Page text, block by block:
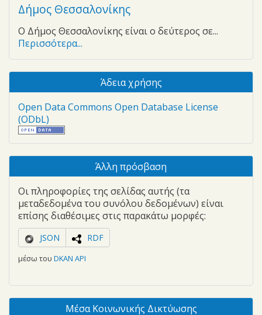
Δήμος Θεσσαλονίκης
Ο Δήμος Θεσσαλονίκης είναι ο δεύτερος σε...
Περισσότερα...
Άδεια χρήσης
Open Data Commons Open Database License
(ODbL)
Άλλη πρόσβαση
Οι πληροφορίες της σελίδας αυτής (τα
μεταδεδομένα του συνόλου δεδομένων) είναι
επίσης διαθέσιμες στις παρακάτω μορφές:
JSON RDF
μέσω του DKAN API
Μέσα Κοινωνικής Δικτύωσης